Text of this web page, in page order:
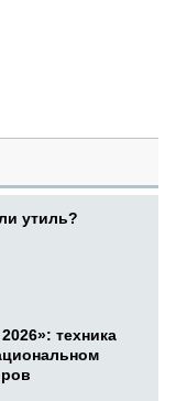
утиль?
техника